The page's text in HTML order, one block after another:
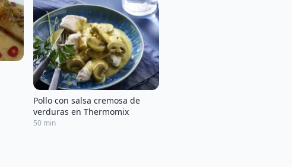
Pollo con salsa cremosa de
verduras en Thermomix
50 min